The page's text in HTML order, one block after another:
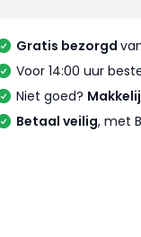
Gratis bezorgd
Voor 14:00 uur
Niet goed?
Betaal veilig, met